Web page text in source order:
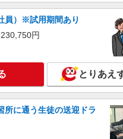
り変動あり ・送迎手当：最大
員）※試用期間あり
円
とりあえ
所に通う生徒の送迎ドラ